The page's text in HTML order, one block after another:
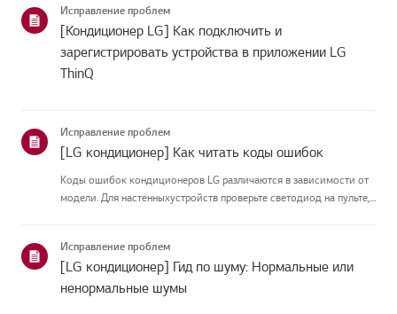
приложение для вашей ...
Исправление проблем
[Кондиционер LG] Как подключить и
зарегистрировать устройства в приложении LG
ThinQ
Исправление проблем
[LG кондиционер] Как читать коды ошибок
Коды ошибок кондиционеров LG различаются в зависимости от
модели. Для настенныхустройств проверьте светодиод на пульте,
кодов.Как проверить ...
Исправление проблем
[LG кондиционер] Гид по шуму: Нормальные или
ненормальные шумы